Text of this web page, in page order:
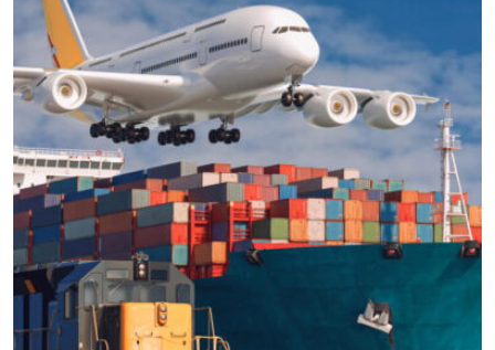
CARGO EXPEDITED
Door To Fast Parcel